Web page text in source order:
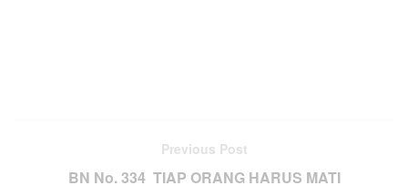
Previous Post
BN No. 334 TIAP ORANG HARUS MATI